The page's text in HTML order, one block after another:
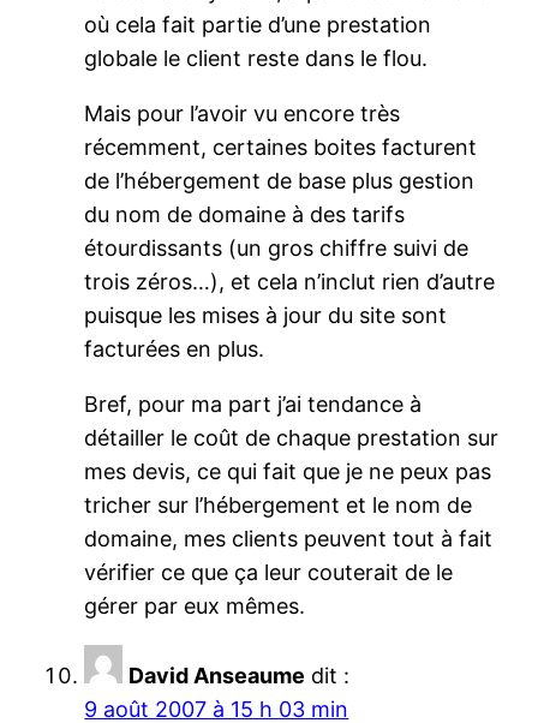
où cela fait partie d’une prestation
globale le client reste dans le flou.
Mais pour l’avoir vu encore très
récemment, certaines boites facturent
de l’hébergement de base plus gestion
du nom de domaine à des tarifs
étourdissants (un gros chiffre suivi de
trois zéros…), et cela n’inclut rien d’autre
puisque les mises à jour du site sont
facturées en plus.
Bref, pour ma part j’ai tendance à
détailler le coût de chaque prestation sur
mes devis, ce qui fait que je ne peux pas
tricher sur l’hébergement et le nom de
domaine, mes clients peuvent tout à fait
vérifier ce que ça leur couterait de le
gérer par eux mêmes.
David Anseaume dit :
9 août 2007 à 15 h 03 min